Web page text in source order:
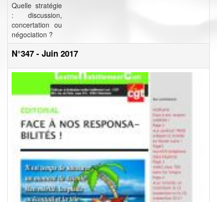
Quelle stratégie
: discussion,
concertation ou
négociation ?
N°347 - Juin 2017